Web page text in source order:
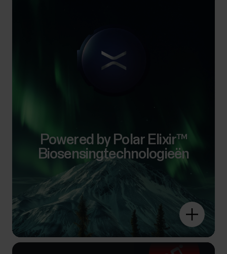
Powered by Polar Elixir™
Biosensingtechnologieën